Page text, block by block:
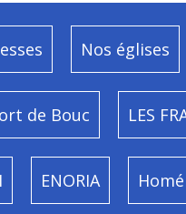
Nos églises
de Bouc LES
ENORIA